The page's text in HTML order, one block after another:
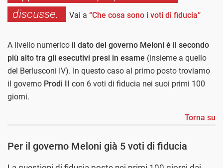
discusse.
Vai a “Che cosa sono i voti di fiducia”
A livello numerico il dato del governo Meloni è il secondo
più alto tra gli esecutivi presi in esame (insieme a quello
del Berlusconi IV). In questo caso al primo posto troviamo
il governo Prodi II con 6 voti di fiducia nei suoi primi 100
giorni.
Torna su
Per il governo Meloni già 5 voti di fiducia